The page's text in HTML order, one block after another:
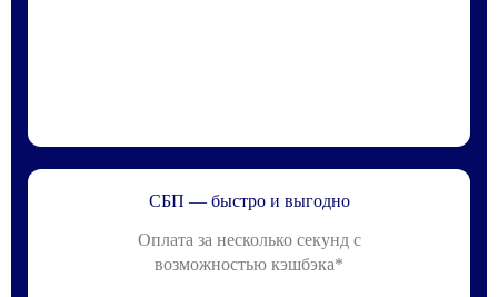
СБП — быстро и выгодно
Оплата за несколько секунд с
возможностью кэшбэка*